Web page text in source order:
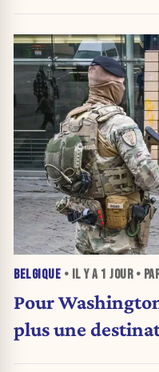
BELGIQUE • IL Y A 1 JOUR•
Pour
plus une